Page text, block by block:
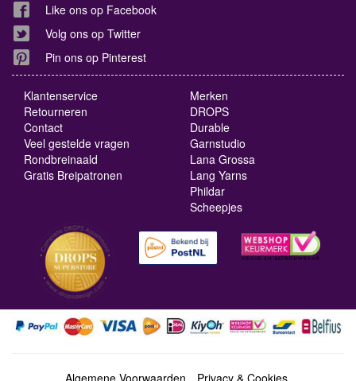
Like ons op Facebook
Volg ons op Twitter
Pin ons op Pinterest
Klantenservice
Retourneren
Contact
Veel gestelde vragen
Rondbreinaald
Gratis Breipatronen
Merken
DROPS
Durable
Garnstudio
Lana Grossa
Lang Yarns
Phildar
Scheepjes